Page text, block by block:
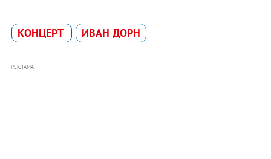
КОНЦЕРТ ИВАН ДОРН
РЕКЛАМА